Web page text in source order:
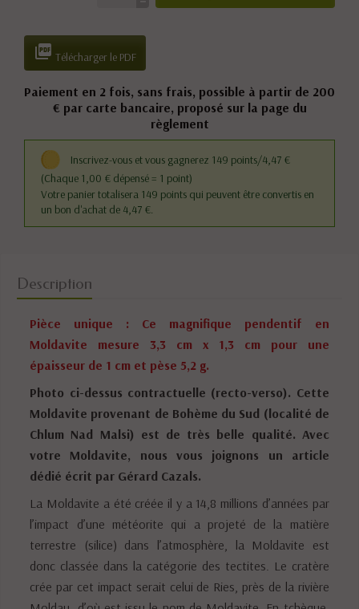
 Télécharger le PDF
Paiement en 2 fois, sans frais, possible à partir de 200
€ par carte bancaire, proposé sur la page du
règlement
Inscrivez-vous et vous gagnerez 149 points/4,47 €
(Chaque 1,00 € dépensé = 1 point)
Votre panier totalisera 149 points qui peuvent être convertis en
un bon d'achat de 4,47 €.
Description
Pièce unique : Ce magnifique pendentif en
Moldavite mesure 3,3 cm x 1,3 cm pour une
épaisseur de 1 cm et pèse 5,2 g.
Photo ci-dessus contractuelle (recto-verso). Cette
Moldavite provenant de Bohème du Sud (localité de
Chlum Nad Malsi) est de très belle qualité. Avec
votre Moldavite, nous vous joignons un article
dédié écrit par Gérard Cazals.
La Moldavite a été créée il y a 14,8 millions d’années par
l’impact d’une météorite qui a projeté de la matière
terrestre (silice) dans l’atmosphère, la Moldavite est
donc classée dans la catégorie des tectites. Le cratère
crée par cet impact serait celui de Ries, près de la rivière